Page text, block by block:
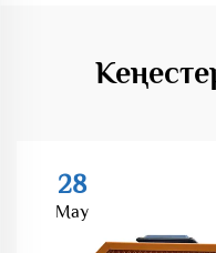
28
May